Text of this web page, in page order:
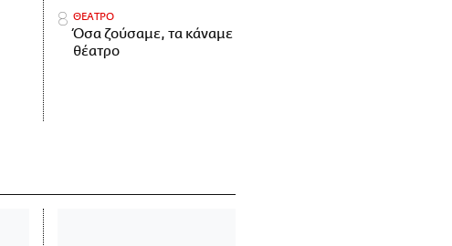
ΘΕΑΤΡΟ
Όσα ζούσαμε, τα κάναμε
θέατρο